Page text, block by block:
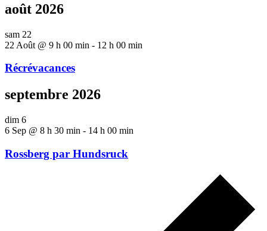
août 2026
sam 22
22 Août @ 9 h 00 min - 12 h 00 min
Récrévacances
septembre 2026
dim 6
6 Sep @ 8 h 30 min - 14 h 00 min
Rossberg par Hundsruck